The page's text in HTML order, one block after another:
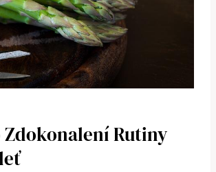
Rutiny